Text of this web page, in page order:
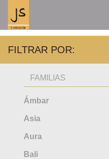
FILTRAR POR:
FAMILIAS
Ámbar
Asia
Aura
Bali